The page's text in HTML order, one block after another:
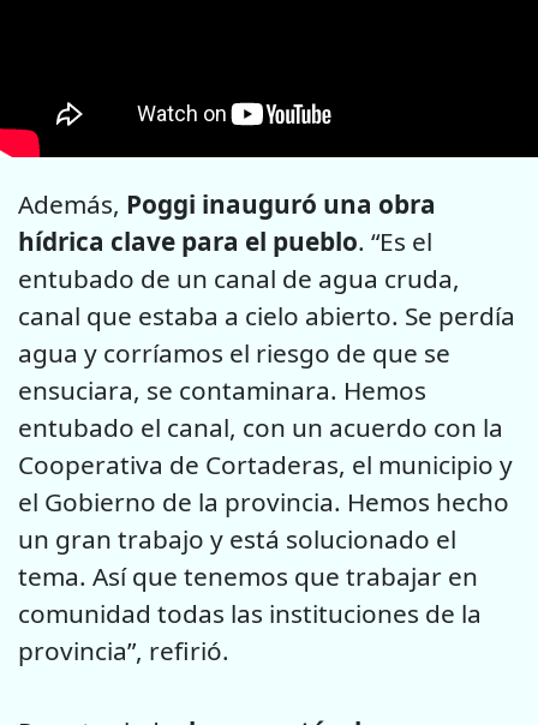
Además, Poggi inauguró una obra
hídrica clave para el pueblo. “Es el
entubado de un canal de agua cruda,
canal que estaba a cielo abierto. Se perdía
agua y corríamos el riesgo de que se
ensuciara, se contaminara. Hemos
entubado el canal, con un acuerdo con la
Cooperativa de Cortaderas, el municipio y
el Gobierno de la provincia. Hemos hecho
un gran trabajo y está solucionado el
tema. Así que tenemos que trabajar en
comunidad todas las instituciones de la
provincia”, refirió.